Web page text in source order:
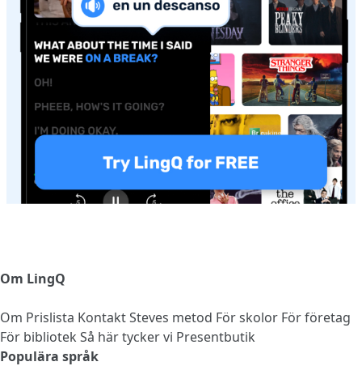
Om LingQ
Om Prislista KontaktSteves metod För skolor För företag
För bibliotek Så här tycker vi Presentbutik
Populära språk